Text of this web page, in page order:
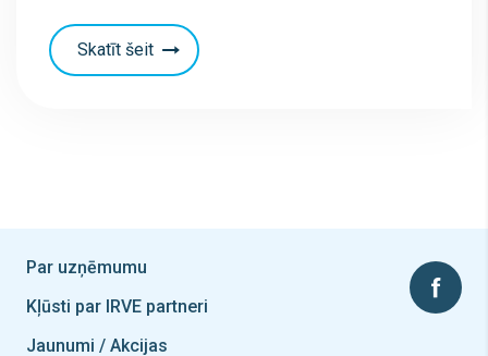
Skatīt šeit
Par uzņēmumu
Kļūsti par IRVE partneri
Jaunumi / Akcijas